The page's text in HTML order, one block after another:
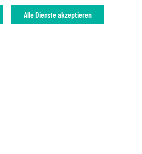
Alle Dienste akzeptieren